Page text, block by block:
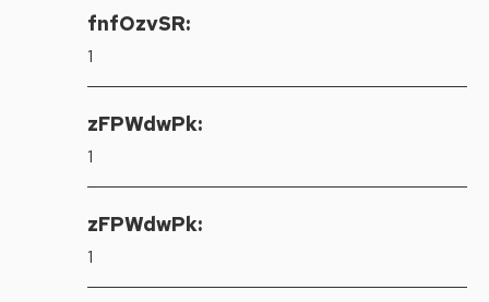
fnfOzvSR:
1
zFPWdwPk:
1
zFPWdwPk:
1